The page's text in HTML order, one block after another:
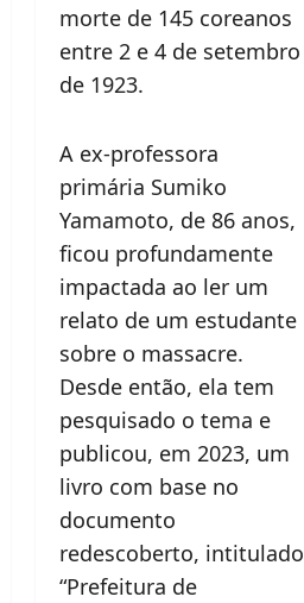
morte de 145 coreanos
entre 2 e 4 de setembro
de 1923.
A ex-professora
primária Sumiko
Yamamoto, de 86 anos,
ficou profundamente
impactada ao ler um
relato de um estudante
sobre o massacre.
Desde então, ela tem
pesquisado o tema e
publicou, em 2023, um
livro com base no
documento
redescoberto, intitulado
“Prefeitura de